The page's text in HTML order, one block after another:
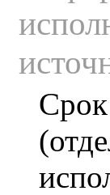
Срок